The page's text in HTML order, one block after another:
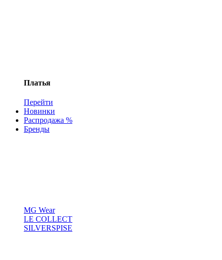
Платья
Перейти
Новинки
Распродажа %
Бренды
MG Wear
LE COLLECT
SILVERSPISE